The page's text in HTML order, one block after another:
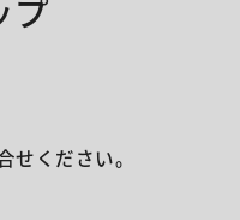
プ
せください。